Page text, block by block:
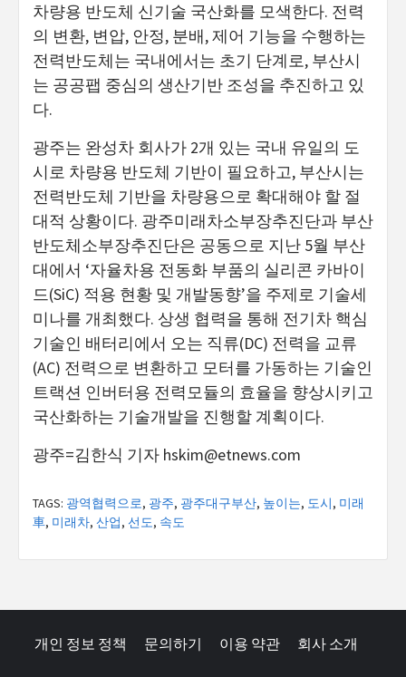
차량용 반도체 신기술 국산화를 모색한다. 전력
의 변환, 변압, 안정, 분배, 제어 기능을 수행하는
전력반도체는 국내에서는 초기 단계로, 부산시
는 공공팹 중심의 생산기반 조성을 추진하고 있
다.
광주는 완성차 회사가 2개 있는 국내 유일의 도
시로 차량용 반도체 기반이 필요하고, 부산시는
전력반도체 기반을 차량용으로 확대해야 할 절
대적 상황이다. 광주미래차소부장추진단과 부산
반도체소부장추진단은 공동으로 지난 5월 부산
대에서 ‘자율차용 전동화 부품의 실리콘 카바이
드(SiC) 적용 현황 및 개발동향’을 주제로 기술세
미나를 개최했다. 상생 협력을 통해 전기차 핵심
기술인 배터리에서 오는 직류(DC) 전력을 교류
(AC) 전력으로 변환하고 모터를 가동하는 기술인
트랙션 인버터용 전력모듈의 효율을 향상시키고
국산화하는 기술개발을 진행할 계획이다.
광주=김한식 기자 hskim@etnews.com
TAGS: 광역협력으로, 광주, 광주대구부산, 높이는, 도시, 미래
車, 미래차, 산업, 선도, 속도
개인 정보 정책 문의하기 이용 약관 회사 소개